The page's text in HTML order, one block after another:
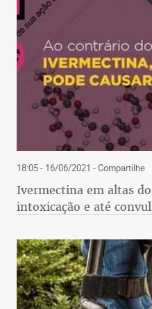
18:05 - 16/06/2021 - Compartilhe
Ivermectina em altas
intoxicação e até